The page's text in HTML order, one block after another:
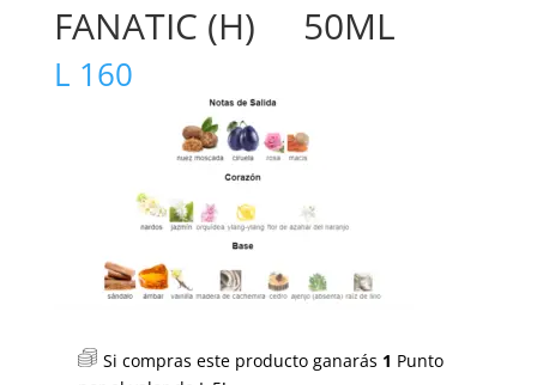
FANATIC (H) 50ML
L 160
Si compras este producto ganarás 1 Punto